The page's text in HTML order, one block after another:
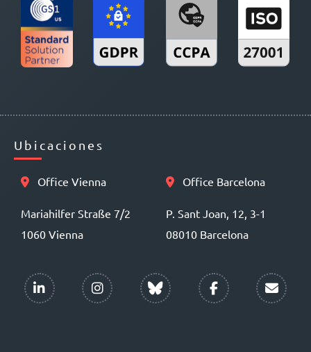
Ubicaciones
Office Vienna
Mariahilfer Straße 7/2
1060 Vienna
Office Barcelona
P. Sant Joan, 12, 3-1
08010 Barcelona